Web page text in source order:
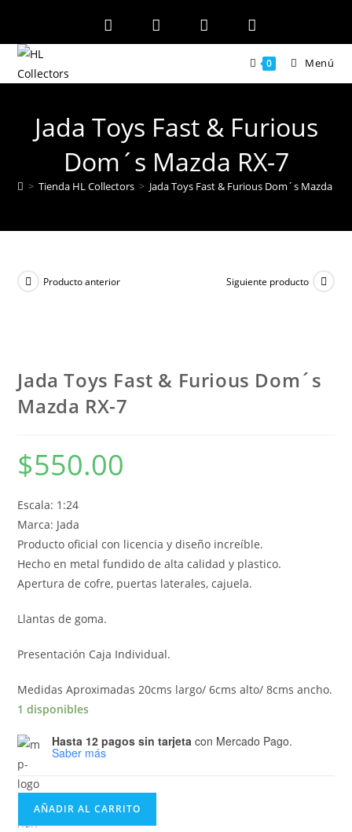
contenido
0 Menú
Jada Toys Fast & Furious
Dom´s Mazda RX-7
> Tienda HL Collectors > Jada Toys Fast & Furious Dom´s Mazda
Producto anterior Siguiente producto
Jada Toys Fast & Furious Dom´s
Mazda RX-7
$550.00
Escala: 1:24
Marca: Jada
Producto oficial con licencia y diseño increíble.
Hecho en metal fundido de alta calidad y plastico.
Apertura de cofre, puertas laterales, cajuela.
Llantas de goma.
Presentación Caja Individual.
Medidas Aproximadas 20cms largo/ 6cms alto/ 8cms ancho.
1 disponibles
Hasta 12 pagos sin tarjeta con Mercado Pago.
Saber más
AÑADIR AL CARRITO